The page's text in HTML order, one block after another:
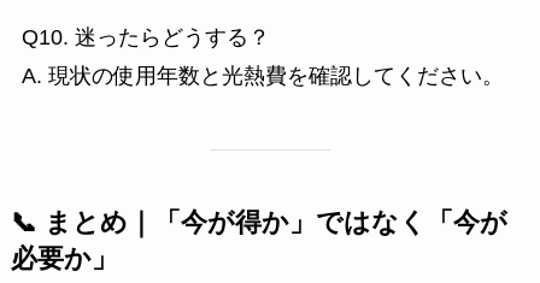
Q10. 迷ったらどうする？
A. 現状の使用年数と光熱費を確認してください。
📞 まとめ｜「今が得か」ではなく「今が
必要か」